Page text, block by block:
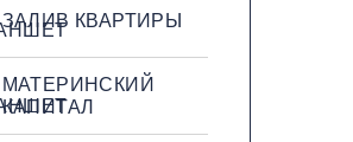
ЗАЛИВ КВАРТИРЫ
МАТЕРИНСКИЙ
КАПИТАЛ